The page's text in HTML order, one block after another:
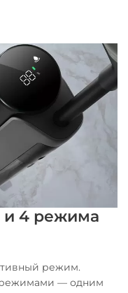
и 4 режима
режим.
— одним